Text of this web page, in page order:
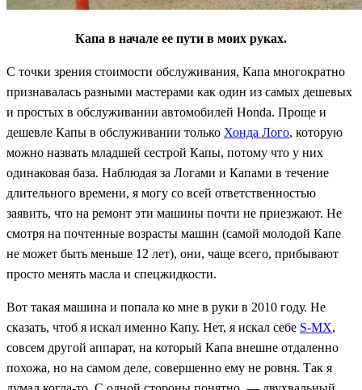
Капа в начале ее пути в моих руках.
С точки зрения стоимости обслуживания, Капа многократно
признавалась разными мастерами как один из самых дешевых
и простых в обслуживании автомобилей Honda. Проще и
дешевле Капы в обслуживании только Хонда Лого, которую
можно назвать младшей сестрой Капы, потому что у них
одинаковая база. Наблюдая за Логами и Капами в течение
длительного времени, я могу со всей ответственностью
заявить, что на ремонт эти машины почти не приезжают. Не
смотря на почтенные возрасты машин (самой молодой Капе
не может быть меньше 12 лет), они, чаще всего, прибывают
просто менять масла и спецжидкости.
Вот такая машина и попала ко мне в руки в 2010 году. Не
сказать, чтоб я искал именно Капу. Нет, я искал себе S-MX,
совсем другой аппарат, на который Капа внешне отдаленно
похожа, но на самом деле, совершенно ему не ровня. Так я